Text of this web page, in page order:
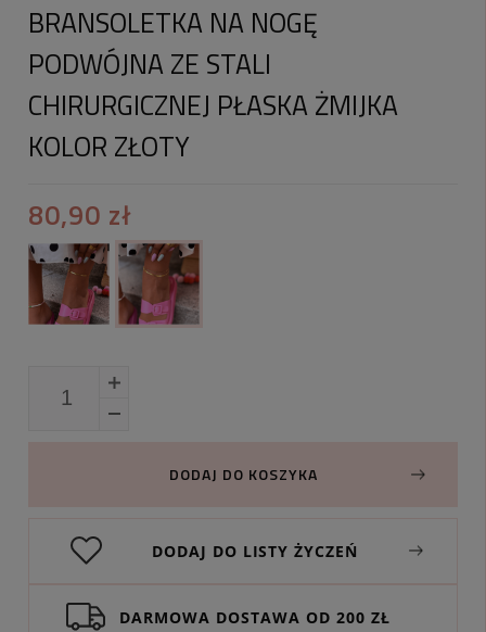
BRANSOLETKA NA NOGĘ
PODWÓJNA ZE STALI
CHIRURGICZNEJ PŁASKA ŻMIJKA
KOLOR ZŁOTY
80,90 zł
DODAJ DO KOSZYKA
DODAJ DO LISTY ŻYCZEŃ
DARMOWA DOSTAWA OD 200 ZŁ